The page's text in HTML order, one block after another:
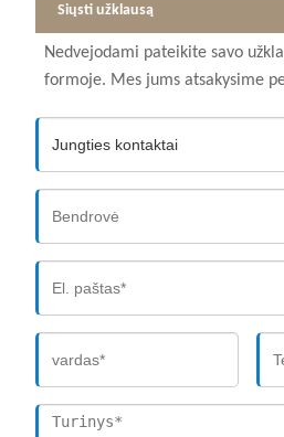
Siųsti užklausą
Nedvejodami pateikite savo
formoje. Mes jums atsakysime